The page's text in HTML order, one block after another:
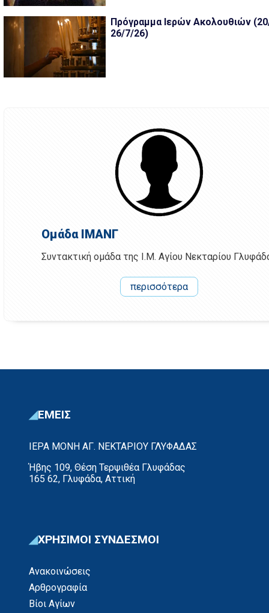
Πρόγραμμα Ιερών Ακολουθιών
26/7/26)
Ομάδα ΙΜΑΝΓ
Συντακτική ομάδα της Ι.Μ. Αγίου Νεκταρίου
περισσότερα
ΕΜΕΙΣ
ΙΕΡΑ ΜΟΝΗ ΑΓ. ΝΕΚΤΑΡΙΟΥ ΓΛΥΦΑΔΑΣ
Ήβης 109, Θέση Τερψιθέα Γλυφάδας
165 62, Γλυφάδα, Αττική
ΧΡΗΣΙΜΟΙ ΣΥΝΔΕΣΜΟΙ
Ανακοινώσεις
Αρθρογραφία
Βίοι Αγίων